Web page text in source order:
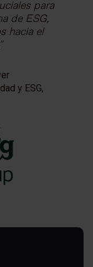
para
de ESG,
hacia el
y ESG,